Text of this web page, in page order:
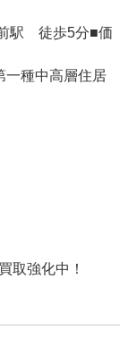
駅 徒歩5分■価
一種中高層住居
強化中！